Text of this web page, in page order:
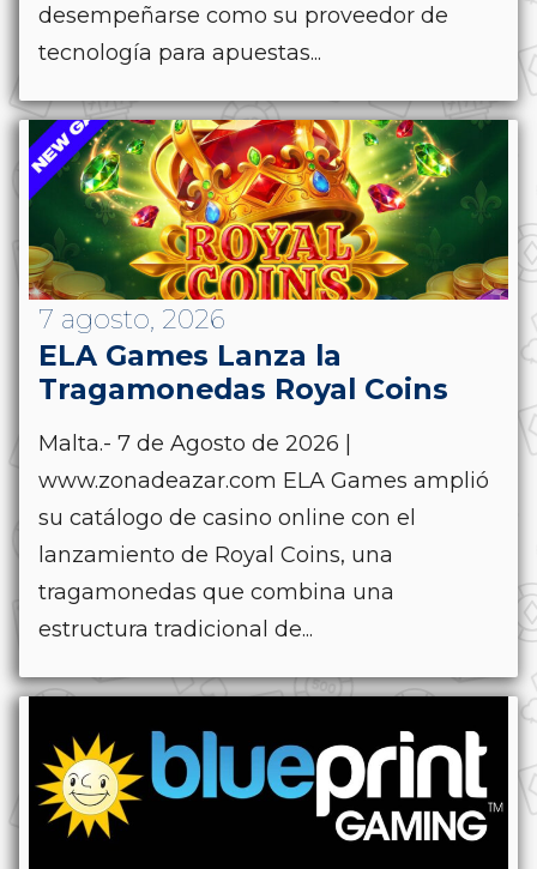
desempeñarse como su proveedor de
tecnología para apuestas...
7 agosto, 2026
ELA Games Lanza la
Tragamonedas Royal Coins
Malta.- 7 de Agosto de 2026 |
www.zonadeazar.com ELA Games amplió
su catálogo de casino online con el
lanzamiento de Royal Coins, una
tragamonedas que combina una
estructura tradicional de...